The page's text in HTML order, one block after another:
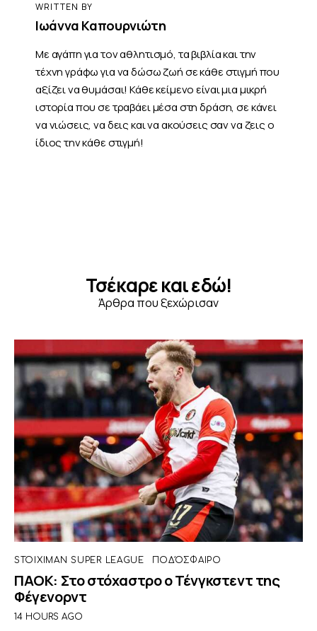
WRITTEN BY
Ιωάννα Καπουρνιώτη
Με αγάπη για τον αθλητισμό, τα βιβλία και την
τέχνη γράφω για να δώσω ζωή σε κάθε στιγμή που
αξίζει να θυμάσαι! Κάθε κείμενο είναι μια μικρή
ιστορία που σε τραβάει μέσα στη δράση, σε κάνει
να νιώσεις, να δεις και να ακούσεις σαν να ζεις ο
ίδιος την κάθε στιγμή!
Τσέκαρε και εδώ!
Άρθρα που ξεχώρισαν
STOIXIMAN SUPER LEAGUE ΠΟΔΌΣΦΑΙΡΟ
ΠΑΟΚ: Στο στόχαστρο ο Τένγκστεντ της
Φέγενορντ
14 HOURS AGO